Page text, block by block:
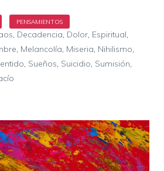
, Decadencia, Dolor, Espiritual,
, Melancolía, Miseria, Nihilismo,
, Sueños, Suicidio, Sumisión,